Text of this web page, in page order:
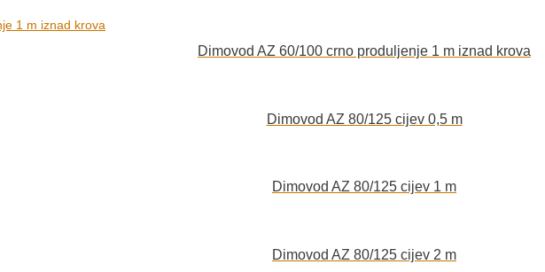
Dimovod AZ 60/100 crno produljenje 1 m iznad krova
Dimovod AZ 80/125 cijev 0,5 m
Dimovod AZ 80/125 cijev 1 m
Dimovod AZ 80/125 cijev 2 m